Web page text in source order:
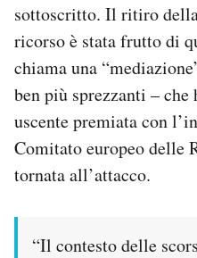
sottoscritto. Il ritiro
ricorso è stata frutto di
chiama una
ben più sprezzanti –
uscente premiata con
Comitato europeo delle
tornata all’attacco.
“Il contesto delle